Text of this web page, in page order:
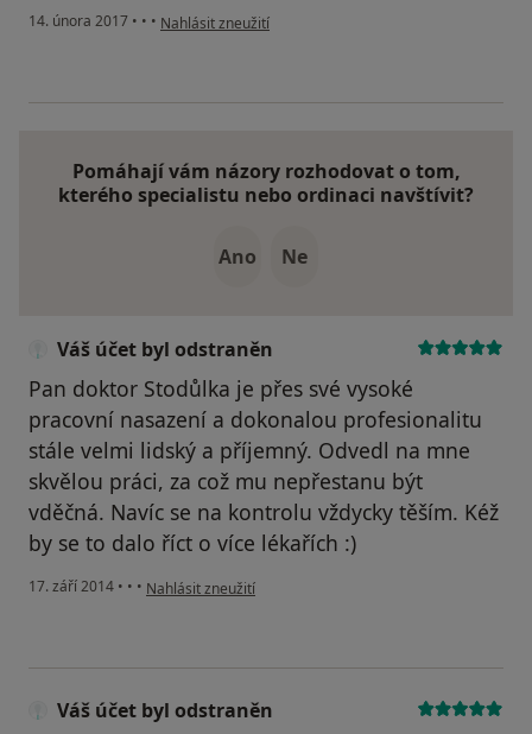
14. února 2017 • • • podle názoru uživatele Váš účet byl odstraněn
Nahlásit zneužití
Pomáhají vám názory rozhodovat o tom,
kterého specialistu nebo ordinaci navštívit?
Ano Ne
Váš účet byl odstraněn
Pan doktor Stodůlka je přes své vysoké
pracovní nasazení a dokonalou profesionalitu
stále velmi lidský a příjemný. Odvedl na mne
skvělou práci, za což mu nepřestanu být
vděčná. Navíc se na kontrolu vždycky těším. Kéž
by se to dalo říct o více lékařích :)
17. září 2014 • • • podle názoru uživatele Váš účet byl odstraněn
Nahlásit zneužití
Váš účet byl odstraněn